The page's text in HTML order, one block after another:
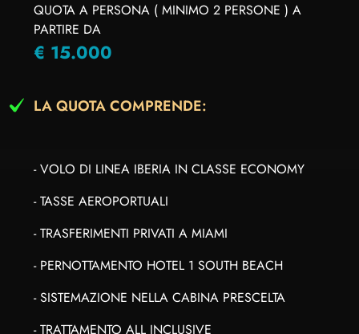
QUOTA A PERSONA ( MINIMO 2 PERSONE ) A
PARTIRE DA
€ 15.000
LA QUOTA COMPRENDE:
- VOLO DI LINEA IBERIA IN CLASSE ECONOMY
- TASSE AEROPORTUALI
- TRASFERIMENTI PRIVATI A MIAMI
- PERNOTTAMENTO HOTEL 1 SOUTH BEACH
- SISTEMAZIONE NELLA CABINA PRESCELTA
- TRATTAMENTO ALL INCLUSIVE